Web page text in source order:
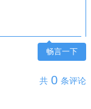
畅言一下
共 0 条评论